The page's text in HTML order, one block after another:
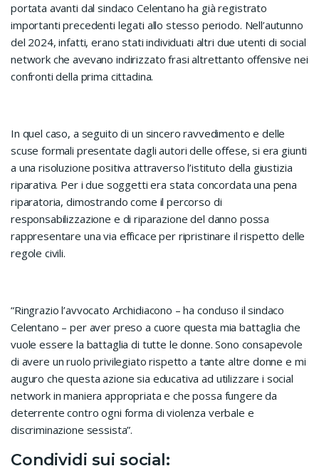
portata avanti dal sindaco Celentano ha già registrato
importanti precedenti legati allo stesso periodo. Nell’autunno
del 2024, infatti, erano stati individuati altri due utenti di social
network che avevano indirizzato frasi altrettanto offensive nei
confronti della prima cittadina.
In quel caso, a seguito di un sincero ravvedimento e delle
scuse formali presentate dagli autori delle offese, si era giunti
a una risoluzione positiva attraverso l’istituto della giustizia
riparativa. Per i due soggetti era stata concordata una pena
riparatoria, dimostrando come il percorso di
responsabilizzazione e di riparazione del danno possa
rappresentare una via efficace per ripristinare il rispetto delle
regole civili.
“Ringrazio l’avvocato Archidiacono – ha concluso il sindaco
Celentano – per aver preso a cuore questa mia battaglia che
vuole essere la battaglia di tutte le donne. Sono consapevole
di avere un ruolo privilegiato rispetto a tante altre donne e mi
auguro che questa azione sia educativa ad utilizzare i social
network in maniera appropriata e che possa fungere da
deterrente contro ogni forma di violenza verbale e
discriminazione sessista”.
Condividi sui social: